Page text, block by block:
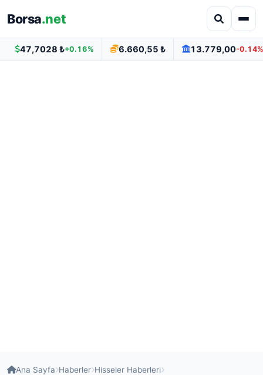
Borsa.net
47,7028 ₺+0.16% 6.660,55 ₺ 13.779,00-0.14%
Ana Sayfa Haberler Hisseler Haberleri